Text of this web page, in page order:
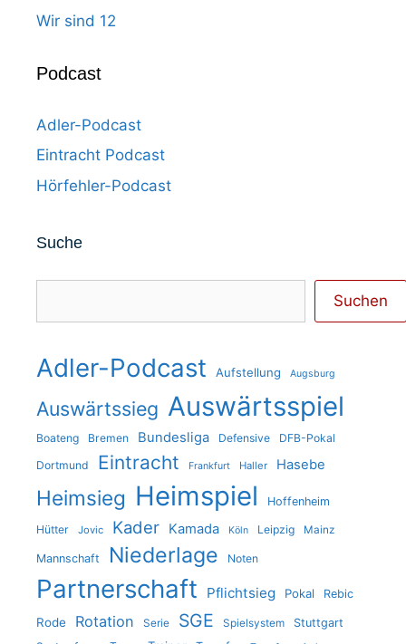
Wir sind 12
Podcast
Adler-Podcast
Eintracht Podcast
Hörfehler-Podcast
Suche
Suchen
Adler-Podcast Aufstellung Augsburg
Auswärtssieg Auswärtsspiel
Boateng Bremen Bundesliga Defensive
DFB-Pokal
Dortmund
Eintracht Frankfurt Haller Hasebe
Heimsieg Heimspiel Hoffenheim
Hütter Jovic Kader Kamada Köln Leipzig Mainz
Mannschaft Niederlage Noten
Partnerschaft Pflichtsieg Pokal Rebic
Rode Rotation Serie SGE Spielsystem Stuttgart